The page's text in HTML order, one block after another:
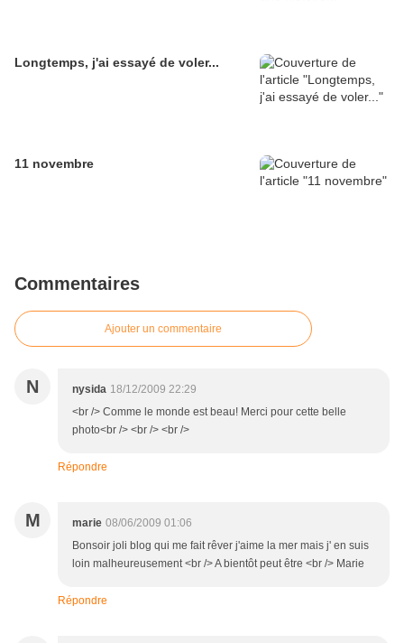
Longtemps, j'ai essayé de voler...
11 novembre
Commentaires
Ajouter un commentaire
N nysida 18/12/2009 22:29
<br /> Comme le monde est beau! Merci pour cette belle
photo<br /> <br /> <br />
Répondre
M marie 08/06/2009 01:06
Bonsoir joli blog qui me fait rêver j'aime la mer mais j' en suis
loin malheureusement <br /> A bientôt peut être <br /> Marie
Répondre